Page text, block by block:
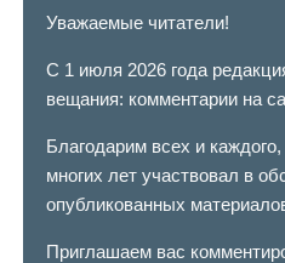
Уважаемые читатели!
С 1 июля 2026 года
вещания: комментарии на
Благодарим всех и
многих лет участвовал в
опубликованных
Приглашаем вас